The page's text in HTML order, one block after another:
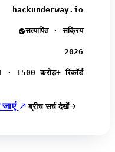
hackunderway.io
सत्यापित · सक्रिय
2026
· 1500 करोड़+ रिकॉर्ड
ब्रीच सर्च देखें